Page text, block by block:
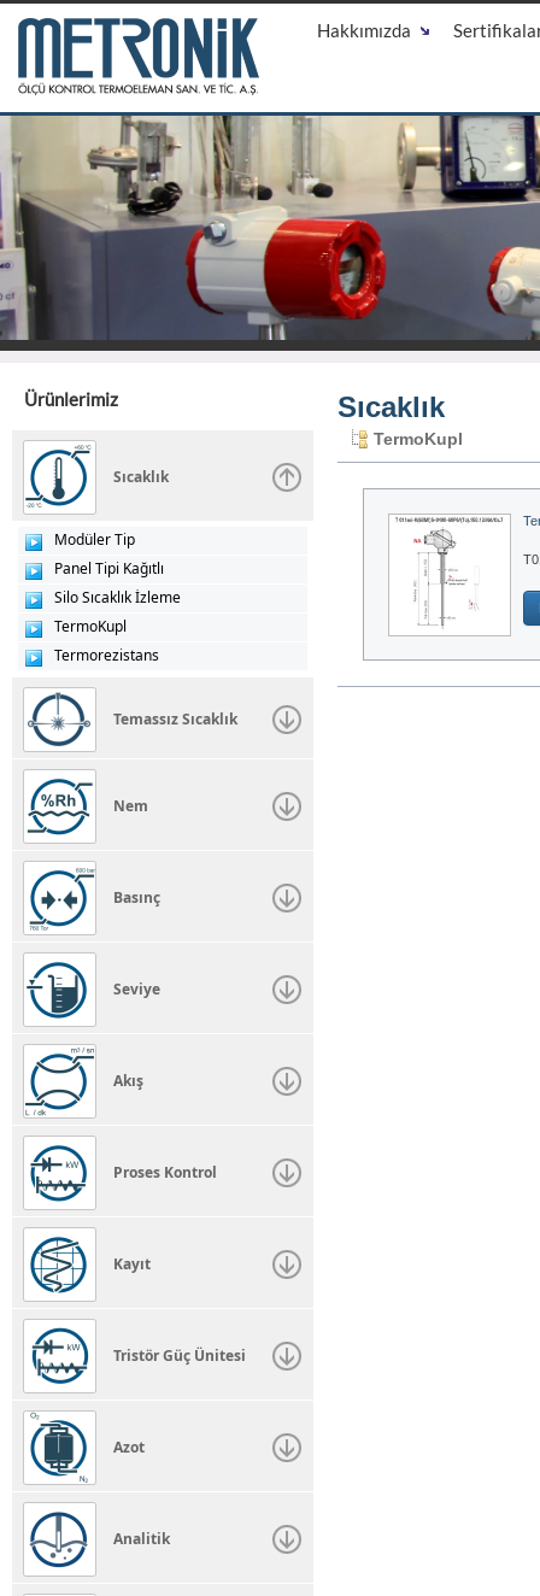
Hakkımızda
Ürünlerimiz
Sıcaklık
Modüler Tip
Panel Tipi Kağıtlı
Silo Sıcaklık İzleme
TermoKupl
Termorezistans
Temassız Sıcaklık
Nem
Basınç
Seviye
Akış
Proses Kontrol
Kayıt
Tristör Güç Ünitesi
Azot
Analitik
Sıcaklık
TermoKupl